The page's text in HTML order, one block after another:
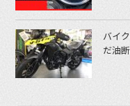
バイ
だ油